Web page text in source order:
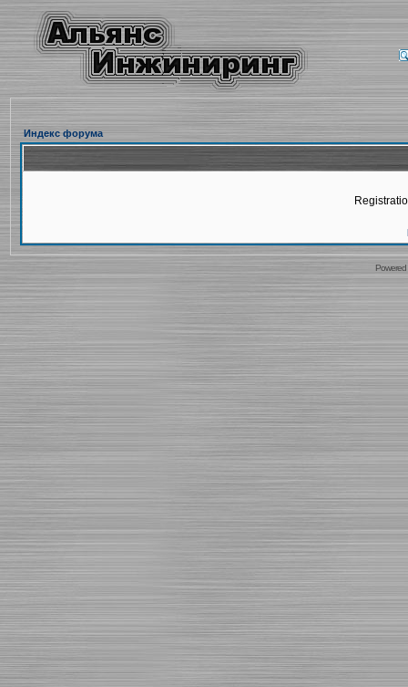
Индекс форума